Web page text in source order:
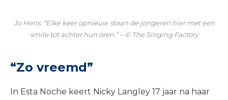
Jo Hens: “Elke keer opnieuw staan de jongeren hier met een
smile tot achter hun oren.” – © The Singing Factory
“Zo vreemd”
In Esta Noche keert Nicky Langley 17 jaar na haar